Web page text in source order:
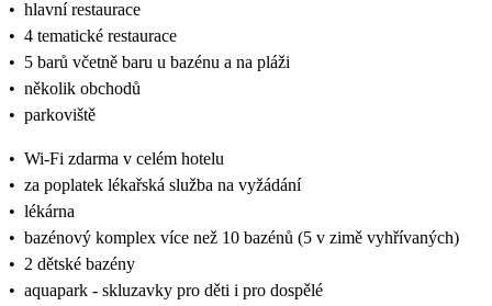
• hlavní restaurace
• 4 tematické restaurace
• 5 barů včetně baru u bazénu a na pláži
• několik obchodů
• parkoviště
• Wi-Fi zdarma v celém hotelu
• za poplatek lékařská služba na vyžádání
• lékárna
• bazénový komplex více než 10 bazénů (5 v zimě vyhřívaných)
• 2 dětské bazény
• aquapark - skluzavky pro děti i pro dospělé